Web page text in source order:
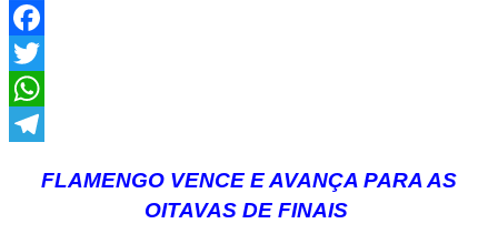
Facebook
Twitter
WhatsApp
FLAMENGO VENCE E AVANÇA PARA AS
OITAVAS DE FINAIS